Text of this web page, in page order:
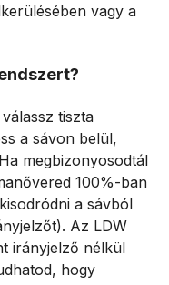
vagy a
tiszta
a sávon belül,
megbizonyosodtál
100%-ban
a sávból
Az LDW
irányjelző nélkül
hogy